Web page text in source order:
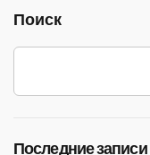
Поиск
Последние записи